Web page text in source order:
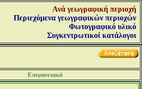
Ανά γεωγραφική περιοχή
Περιεχόμενα γεωγραφικών περιοχών
Φωτογραφικό υλικό
Συγκεντρωτικοί κατάλογοι
Επιφανειακά